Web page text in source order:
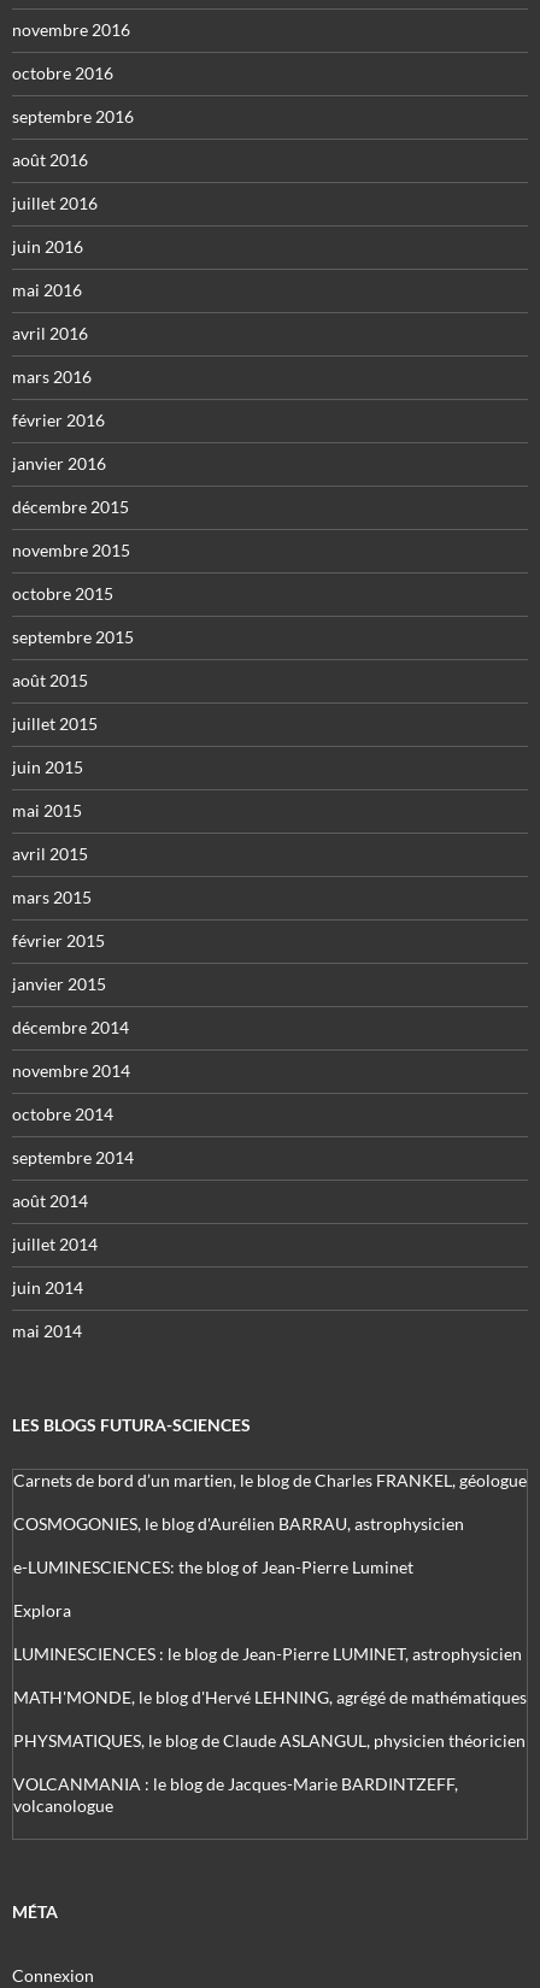
novembre 2016
octobre 2016
septembre 2016
août 2016
juillet 2016
juin 2016
mai 2016
avril 2016
mars 2016
février 2016
janvier 2016
décembre 2015
novembre 2015
octobre 2015
septembre 2015
août 2015
juillet 2015
juin 2015
mai 2015
avril 2015
mars 2015
février 2015
janvier 2015
décembre 2014
novembre 2014
octobre 2014
septembre 2014
août 2014
juillet 2014
juin 2014
mai 2014
LES BLOGS FUTURA-SCIENCES
Carnets de bord d’un martien, le blog de Charles FRANKEL, géologue
COSMOGONIES, le blog d'Aurélien BARRAU, astrophysicien
e-LUMINESCIENCES: the blog of Jean-Pierre Luminet
Explora
LUMINESCIENCES : le blog de Jean-Pierre LUMINET, astrophysicien
MATH'MONDE, le blog d'Hervé LEHNING, agrégé de mathématiques
PHYSMATIQUES, le blog de Claude ASLANGUL, physicien théoricien
VOLCANMANIA : le blog de Jacques-Marie BARDINTZEFF,
volcanologue
MÉTA
Connexion